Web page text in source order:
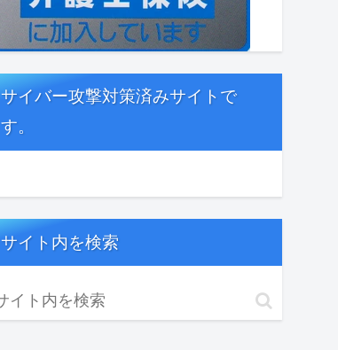
サイバー攻撃対策済みサイトで
す。
サイト内を検索